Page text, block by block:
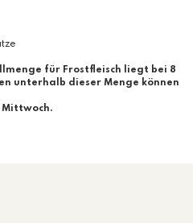
für Frostfleisch liegt bei 8
unterhalb dieser Menge können
Mittwoch.